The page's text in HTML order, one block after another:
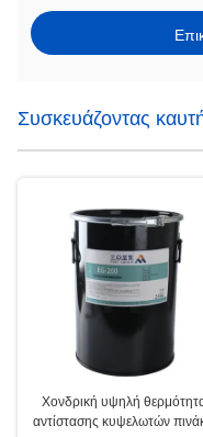
Συσκευάζοντας
Χονδρική υψηλή
αντίστασης κυψελωτών